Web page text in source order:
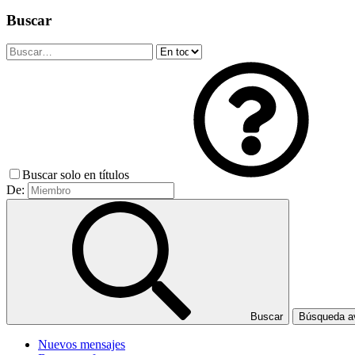
Buscar
Buscar solo en títulos
De:
Buscar Búsqueda
Nuevos mensajes